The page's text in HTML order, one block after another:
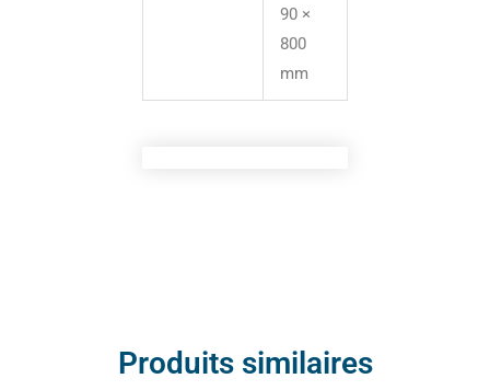
90 ×
800
mm
Produits similaires